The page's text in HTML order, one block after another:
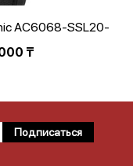
AC6068-SSL20-
2
₸